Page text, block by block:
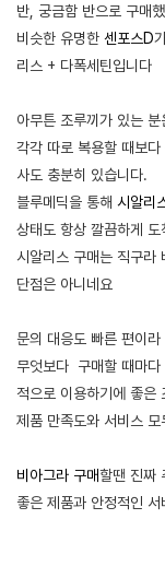
반, 궁금함 반으로 구매
비슷한 유명한 센포스D
리스 + 다폭세틴입니다
아무튼 조루끼가 있는 분
각각 따로 복용할 때보
사도 충분히 있습니다.
블루메딕을 통해 시알리
상태도 항상 깔끔하게
시알리스 구매는 직구라
단점은 아니네요
문의 대응도 빠른 편이
무엇보다 구매할 때마다
적으로 이용하기에 좋은
제품 만족도와 서비스
비아그라 구매할땐 진짜
좋은 제품과 안정적인